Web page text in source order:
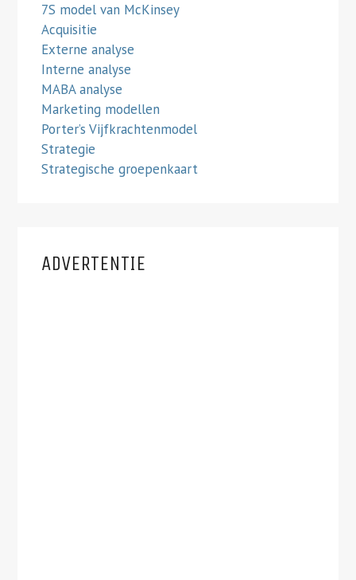
7S model van McKinsey
Acquisitie
Externe analyse
Interne analyse
MABA analyse
Marketing modellen
Porter’s Vijfkrachtenmodel
Strategie
Strategische groepenkaart
ADVERTENTIE